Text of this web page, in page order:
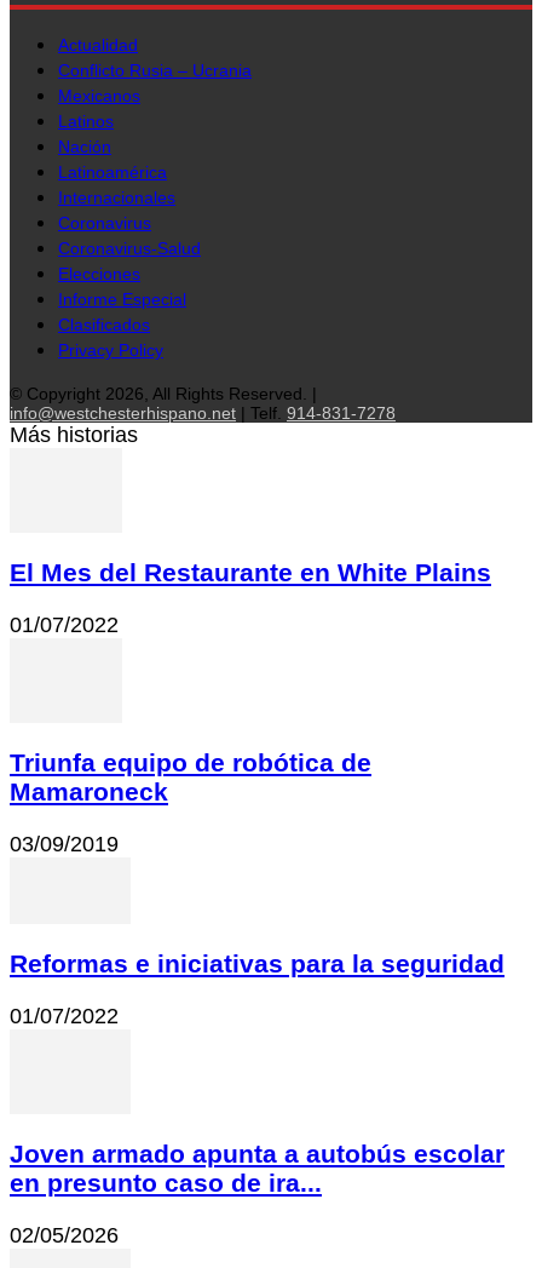
Actualidad
Conflicto Rusia – Ucrania
Mexicanos
Latinos
Nación
Latinoamérica
Internacionales
Coronavirus
Coronavirus-Salud
Elecciones
Informe Especial
Clasificados
Privacy Policy
© Copyright 2026, All Rights Reserved. |
info@westchesterhispano.net | Telf. 914-831-7278
Más historias
El Mes del Restaurante en White Plains
01/07/2022
Triunfa equipo de robótica de
Mamaroneck
03/09/2019
Reformas e iniciativas para la seguridad
01/07/2022
Joven armado apunta a autobús escolar
en presunto caso de ira...
02/05/2026